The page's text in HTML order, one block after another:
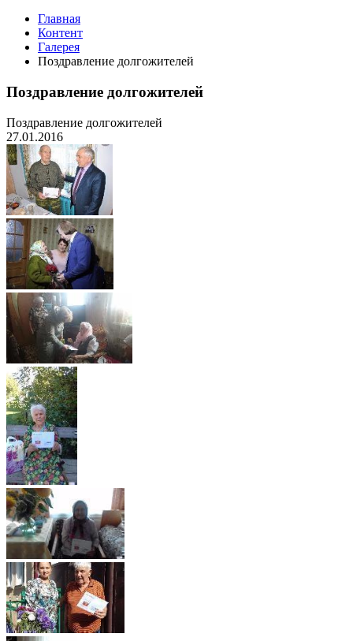
Главная
Контент
Галерея
Поздравление долгожителей
Поздравление долгожителей
Поздравление долгожителей
27.01.2016